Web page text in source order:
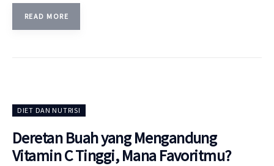
READ MORE
DIET DAN NUTRISI
Deretan Buah yang Mengandung
Vitamin C Tinggi, Mana Favoritmu?